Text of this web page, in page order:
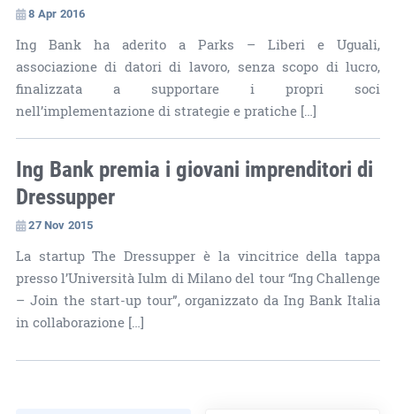
8 Apr 2016
Ing Bank ha aderito a Parks – Liberi e Uguali,
associazione di datori di lavoro, senza scopo di lucro,
finalizzata a supportare i propri soci
nell’implementazione di strategie e pratiche […]
Ing Bank premia i giovani imprenditori di
Dressupper
27 Nov 2015
La startup The Dressupper è la vincitrice della tappa
presso l’Università Iulm di Milano del tour “Ing Challenge
– Join the start-up tour”, organizzato da Ing Bank Italia
in collaborazione […]